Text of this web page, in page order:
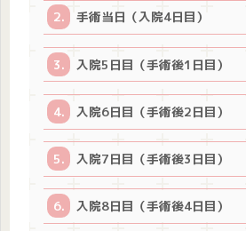
手術当日（入院4日目）
入院5日目（手術後1日目）
入院6日目（手術後2日目）
入院7日目（手術後3日目）
入院8日目（手術後4日目）